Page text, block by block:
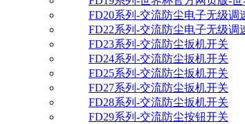
FD20系列-交流防尘电子无级调
FD22系列-交流防尘电子无级调
FD23系列-交流防尘扳机开关
FD24系列-交流防尘扳机开关
FD25系列-交流防尘扳机开关
FD27系列-交流防尘扳机开关
FD28系列-交流防尘扳机开关
FD29系列-交流防尘按钮开关